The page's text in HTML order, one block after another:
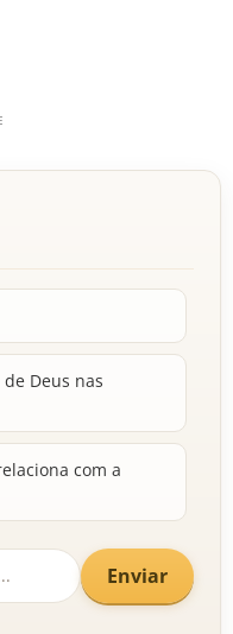
Deus nas
com a
Enviar